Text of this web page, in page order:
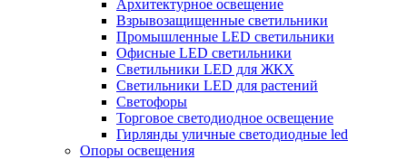
Архитектурное освещение
Взрывозащищенные светильники
Промышленные LED светильники
Офисные LED светильники
Cветильники LED для ЖКХ
Светильники LED для растений
Светофоры
Торговое светодиодное освещение
Гирлянды уличные светодиодные led
Опоры освещения